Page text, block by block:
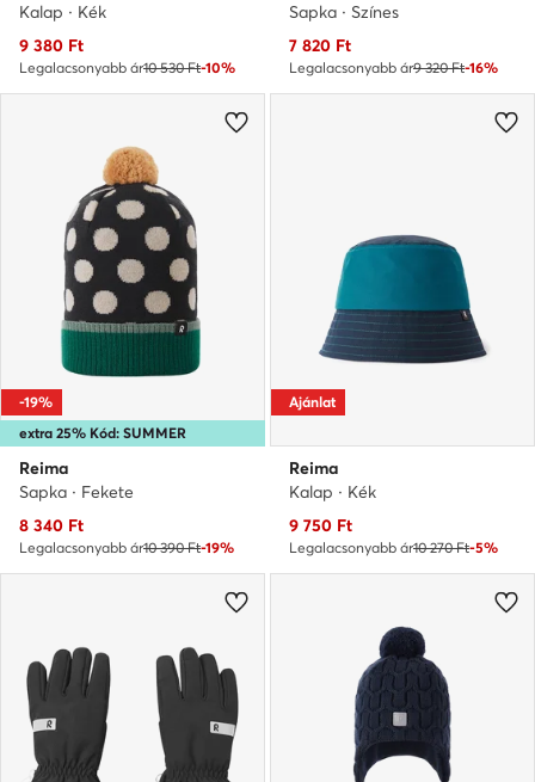
Kalap · Kék
Aktuális ár
9 380 Ft
Legalacsonyabb ár10 530 Ft-10%
Sapka · Színes
Aktuális ár
7 820 Ft
Legalacsonyabb ár9 320 Ft-16%
extra 25% Kód: SUMMER
-19%
Reima
Sapka · Fekete
Aktuális ár
8 340 Ft
Legalacsonyabb ár10 390 Ft-19%
Ajánlat
Reima
Kalap · Kék
Aktuális ár
9 750 Ft
Legalacsonyabb ár10 270 Ft-5%